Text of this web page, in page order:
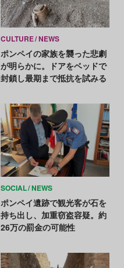
CULTURE NEWS
ポンペイの家族を襲った悲劇
が明らかに。ドアをベッドで
封鎖し最期まで抵抗を試みる
SOCIAL NEWS
ポンペイ遺跡で観光客が石を
持ち出し、加重窃盗容疑。約
26万の罰金の可能性